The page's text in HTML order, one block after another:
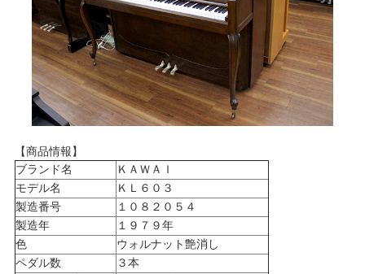
【商品情報】
ブランド名
ＫＡＷＡＩ
モデル名
ＫＬ６０３
製造番号
１０８２０５４
製造年
１９７９年
色
ウォルナット艶消し
ペダル数
３本